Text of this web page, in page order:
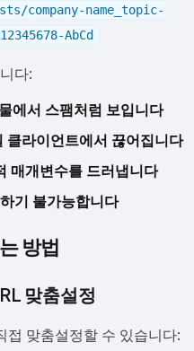
company-name_topic-
AbCd
다:
에서 스팸처럼 보입니다
클라이언트에서 끊어집니다
매개변수를 드러냅니다
기 불가능합니다
방법
맞춤설정
접 맞춤설정할 수 있습니다: